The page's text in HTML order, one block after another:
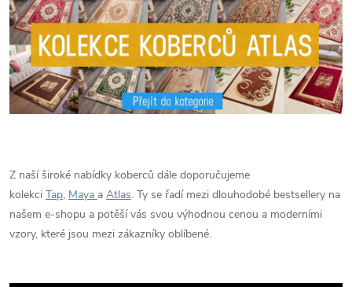
Z naší široké nabídky koberců dále doporučujeme
kolekci Tap, Maya a Atlas. Ty se řadí mezi dlouhodobé bestsellery na
našem e-shopu a potěší vás svou výhodnou cenou a moderními
vzory, které jsou mezi zákazníky oblíbené.